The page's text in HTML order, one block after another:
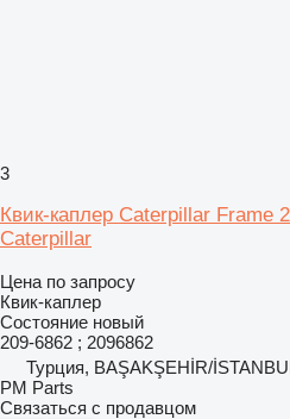
3
Квик-каплер Caterpillar Frame
Caterpillar
Цена по запросу
Квик-каплер
Состояние новый
209-6862 ; 2096862
Турция, BAŞAKŞEHİR/
PM Parts
Связаться с продавцом